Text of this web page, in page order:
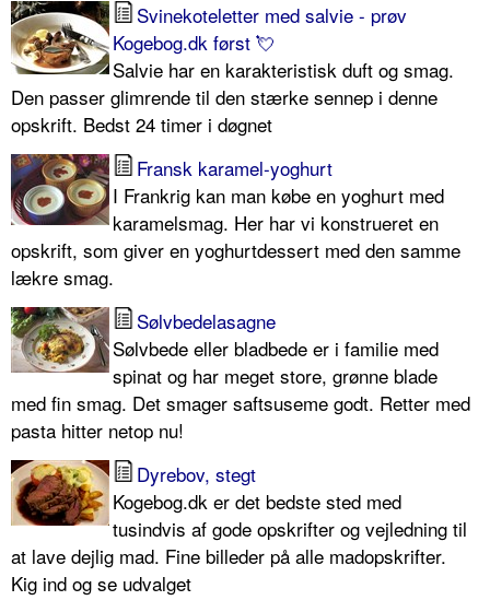
Svinekoteletter med salvie - prøv
Kogebog.dk først 💘
Salvie har en karakteristisk duft og smag.
Den passer glimrende til den stærke sennep i denne
opskrift. Bedst 24 timer i døgnet
Fransk karamel-yoghurt
I Frankrig kan man købe en yoghurt med
karamelsmag. Her har vi konstrueret en
opskrift, som giver en yoghurtdessert med den samme
lækre smag.
Sølvbedelasagne
Sølvbede eller bladbede er i familie med
spinat og har meget store, grønne blade
med fin smag. Det smager saftsuseme godt. Retter med
pasta hitter netop nu!
Dyrebov, stegt
Kogebog.dk er det bedste sted med
tusindvis af gode opskrifter og vejledning til
at lave dejlig mad. Fine billeder på alle madopskrifter.
Kig ind og se udvalget